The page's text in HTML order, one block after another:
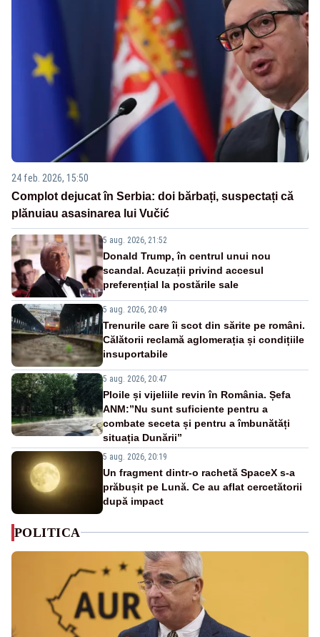
24 feb. 2026, 15:50
Complot dejucat în Serbia: doi bărbați, suspectați că
plănuiau asasinarea lui Vučić
5 aug. 2026, 21:52
Donald Trump, în centrul unui nou
scandal. Acuzații privind accesul
preferențial la postările sale
5 aug. 2026, 20:49
Trenurile care îi scot din sărite pe români.
Călătorii reclamă aglomerația și condițiile
insuportabile
5 aug. 2026, 20:47
Ploile și vijeliile revin în România. Șefa
ANM:”Nu sunt suficiente pentru a
combate seceta și pentru a îmbunătăți
situația Dunării”
5 aug. 2026, 20:19
Un fragment dintr-o rachetă SpaceX s-a
prăbușit pe Lună. Ce au aflat cercetătorii
după impact
POLITICA